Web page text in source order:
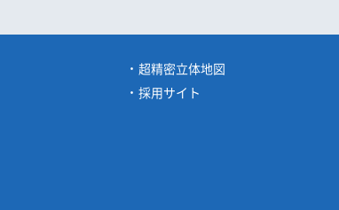
超精密立体地図
採用サイト